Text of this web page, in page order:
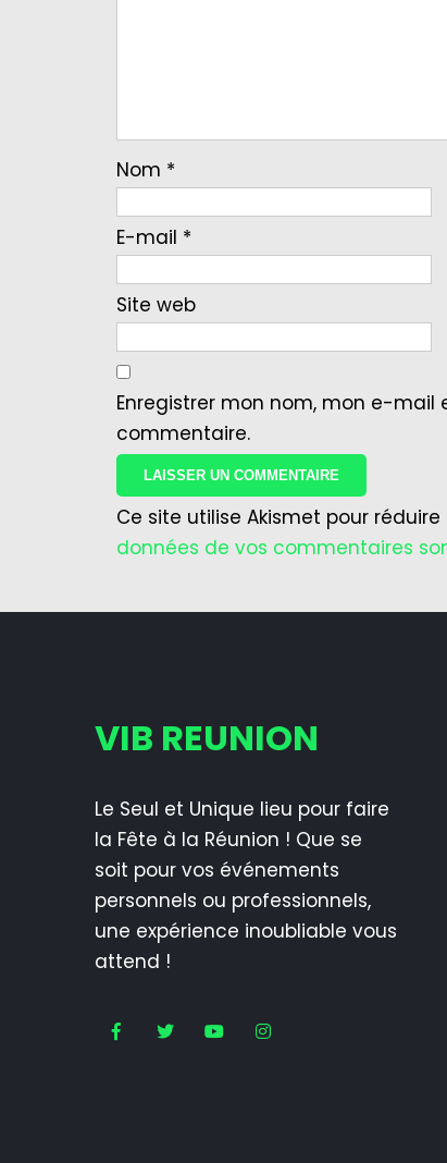
Nom *
E-mail *
Site web
Enregistrer mon nom, mon e-
commentaire.
Ce site utilise Akismet pour réduire
données de vos commentaires
VIB REUNION
Le Seul et Unique lieu pour faire
la Fête à la Réunion ! Que se
soit pour vos événements
personnels ou professionnels,
une expérience inoubliable vous
attend !